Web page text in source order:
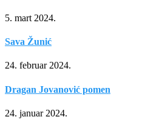
5. mart 2024.
Sava Žunić
24. februar 2024.
Dragan Jovanović pomen
24. januar 2024.